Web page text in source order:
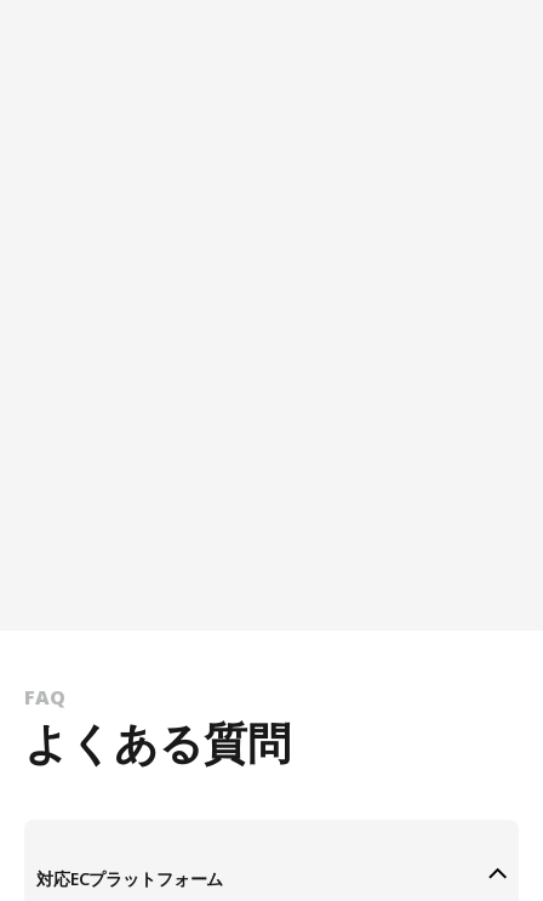
FAQ
よくある質問
対応ECプラットフォーム